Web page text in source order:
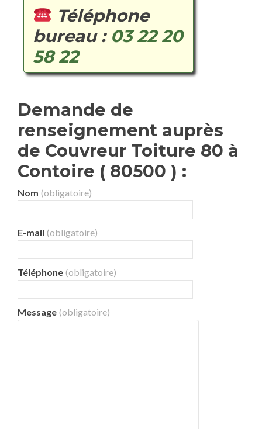
Téléphone
bureau : 03 22 20
58 22
Demande de
renseignement auprès
de Couvreur Toiture 80 à
Contoire ( 80500 ) :
Nom (obligatoire)
E-mail (obligatoire)
Téléphone (obligatoire)
Message (obligatoire)